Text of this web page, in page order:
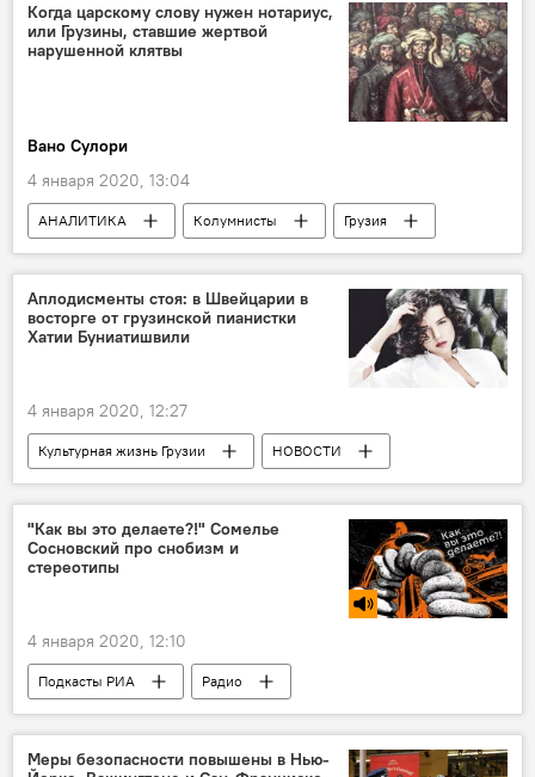
Когда царскому слову нужен нотариус,
или Грузины, ставшие жертвой
нарушенной клятвы
Вано Сулори
4 января 2020, 13:04
АНАЛИТИКА Колумнисты
Грузия
КУЛЬТУРА
История Грузии - все самое интересное
Аплодисменты стоя: в Швейцарии в
восторге от грузинской пианистки
Хатии Буниатишвили
4 января 2020, 12:27
Культурная жизнь Грузии
НОВОСТИ
Грузия
КУЛЬТУРА
Швейцария
Хатия Буниатишвили
"Как вы это делаете?!" Сомелье
Сосновский про снобизм и
стереотипы
4 января 2020, 12:10
Подкасты РИА Радио
Меры безопасности повышены в Нью-